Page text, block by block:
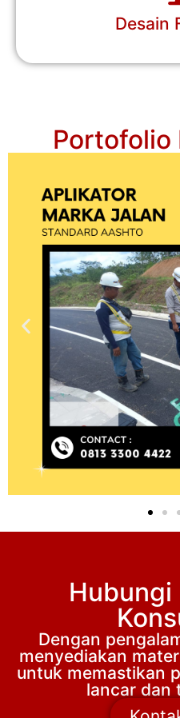
Desain
Portofolio
Hubungi
Dengan
menyediakan
untuk memastikan
lancar dan